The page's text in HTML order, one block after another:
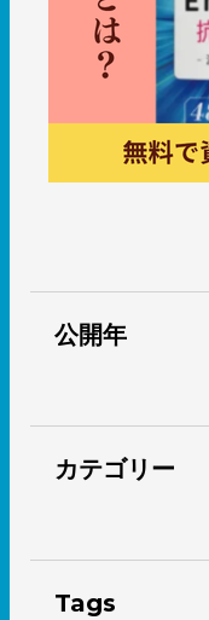
公開年
カテゴリー
Tags